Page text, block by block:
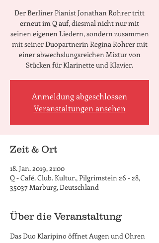
Der Berliner Pianist Jonathan Rohrer tritt
erneut im Q auf, diesmal nicht nur mit
seinen eigenen Liedern, sondern zusammen
mit seiner Duopartnerin Regina Rohrer mit
einer abwechslungsreichen Mixtur von
Stücken für Klarinette und Klavier.
Anmeldung abgeschlossen
Veranstaltungen ansehen
Zeit & Ort
18. Jan. 2019, 21:00
Q - Café. Club. Kultur., Pilgrimstein 26 - 28,
35037 Marburg, Deutschland
Über die Veranstaltung
Das Duo Klaripino öffnet Augen und Ohren